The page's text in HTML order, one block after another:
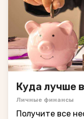
Куда лучше
Личные финансы
Получите все